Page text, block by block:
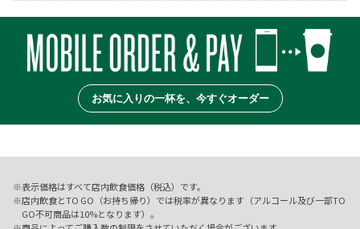
お気に入りの一杯を、今すぐオーダー
表示価格はすべて店内飲食価格（税込）です。
店内飲食とTO GO（お持ち帰り）では税率が異なります（アルコール及び一部TO
GO不可商品は10%となります）。